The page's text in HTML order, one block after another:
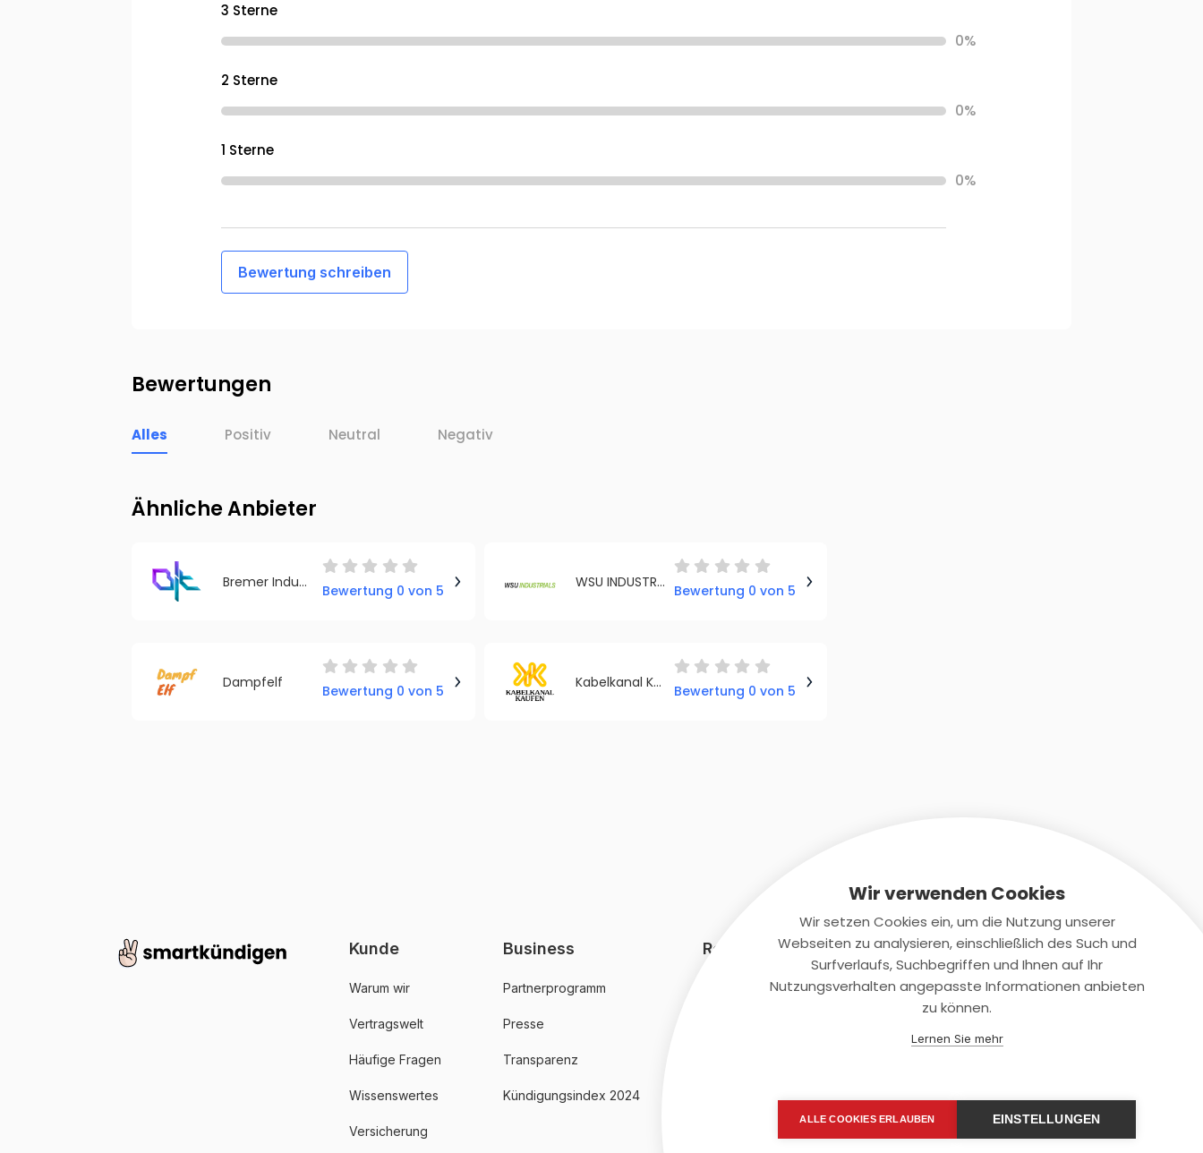
3 Sterne
0%
2 Sterne
0%
1 Sterne
0%
Bewertung schreiben
Bewertungen
Alles Positiv Neutral Negativ
Ähnliche Anbieter
Bremer Industrietechnik GmbH - BIT-ELECTRONIX
Bewertung 0 von 5
WSU INDUSTRIALS GmbH
Bewertung 0 von 5
Dampfelf
Bewertung 0 von 5
Kabelkanal Kaufen
Bewertung 0 von 5
Kunde
Warum wir
Vertragswelt
Häufige Fragen
Wissenswertes
Versicherung
Business
Partnerprogramm
Presse
Transparenz
Kündigungsindex 2024
Rechtliches Kontaktiere uns
+(49)2131/708-4280
Wir verwenden Cookies
Wir setzen Cookies ein, um die Nutzung unserer
Webseiten zu analysieren, einschließlich des Such und
Surfverlaufs, Suchbegriffen und Ihnen auf Ihr
Nutzungsverhalten angepasste Informationen anbieten
zu können.
Lernen Sie mehr
ALLE COOKIES ERLAUBEN EINSTELLUNGEN